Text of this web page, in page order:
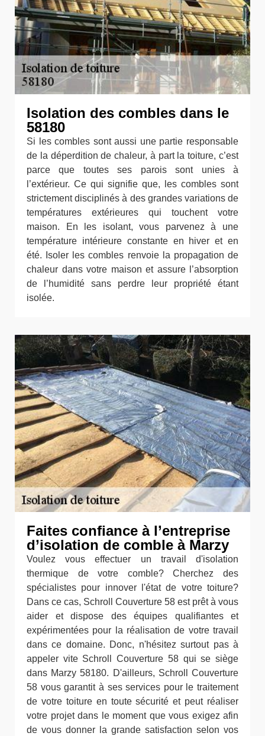
Isolation des combles dans le
58180
Si les combles sont aussi une partie responsable
de la déperdition de chaleur, à part la toiture, c’est
parce que toutes ses parois sont unies à
l’extérieur. Ce qui signifie que, les combles sont
strictement disciplinés à des grandes variations de
températures extérieures qui touchent votre
maison. En les isolant, vous parvenez à une
température intérieure constante en hiver et en
été. Isoler les combles renvoie la propagation de
chaleur dans votre maison et assure l’absorption
de l’humidité sans perdre leur propriété étant
isolée.
Faites confiance à l’entreprise
d’isolation de comble à Marzy
Voulez vous effectuer un travail d'isolation
thermique de votre comble? Cherchez des
spécialistes pour innover l'état de votre toiture?
Dans ce cas, Schroll Couverture 58 est prêt à vous
aider et dispose des équipes qualifiantes et
expérimentées pour la réalisation de votre travail
dans ce domaine. Donc, n'hésitez surtout pas à
appeler vite Schroll Couverture 58 qui se siège
dans Marzy 58180. D'ailleurs, Schroll Couverture
58 vous garantit à ses services pour le traitement
de votre toiture en toute sécurité et peut réaliser
votre projet dans le moment que vous exigez afin
de vous donner la grande satisfaction selon vos